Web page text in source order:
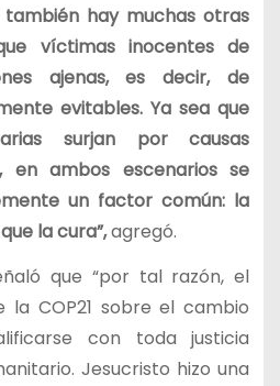
también hay muchas otras
víctimas inocentes de
ajenas, es decir, de
evitables. Ya sea que
surjan por causas
en ambos escenarios se
un factor común: la
la cura”,agregó.
que “por tal razón, el
la COP21 sobre el cambio
con toda justicia
Jesucristo hizo una